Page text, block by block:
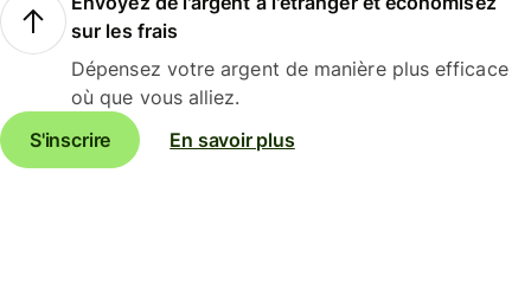
sur les frais
Dépensez votre argent de manière plus efficace
où que vous alliez.
S'inscrire
En savoir plus